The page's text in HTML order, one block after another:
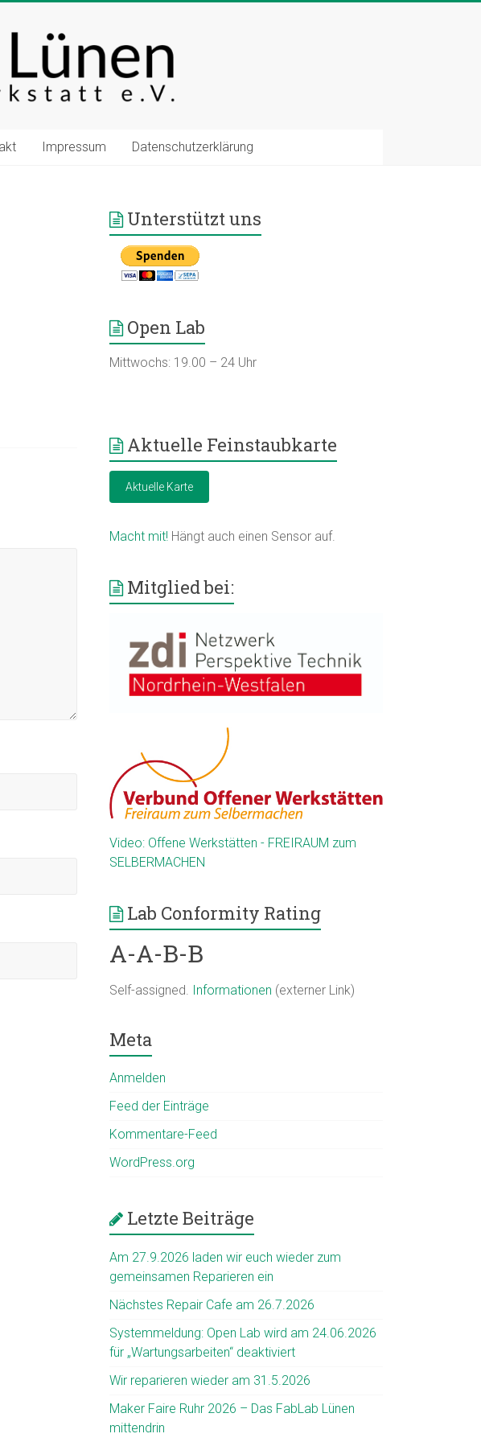
Impressum Datenschutzerklärung
Unterstützt uns
Open Lab
Mittwochs: 19.00 – 24 Uhr
Aktuelle Feinstaubkarte
Aktuelle Karte
Macht mit! Hängt auch einen Sensor auf.
Mitglied bei:
Video: Offene Werkstätten - FREIRAUM zum
SELBERMACHEN
Lab Conformity Rating
A-A-B-B
Self-assigned. Informationen (externer Link)
Meta
Anmelden
Feed der Einträge
Kommentare-Feed
WordPress.org
Letzte Beiträge
Am 27.9.2026 laden wir euch wieder zum
gemeinsamen Reparieren ein
Nächstes Repair Cafe am 26.7.2026
Systemmeldung: Open Lab wird am 24.06.2026
für „Wartungsarbeiten“ deaktiviert
Wir reparieren wieder am 31.5.2026
Maker Faire Ruhr 2026 – Das FabLab Lünen
mittendrin